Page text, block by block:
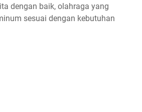
dengan baik, olahraga yang
sesuai dengan kebutuhan